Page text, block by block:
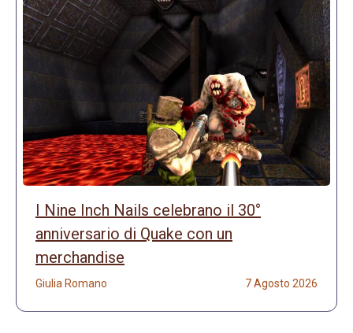
I Nine Inch Nails celebrano il 30°
anniversario di Quake con un
merchandise
Giulia Romano 7 Agosto 2026